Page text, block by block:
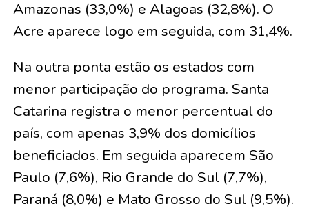
Amazonas (33,0%) e Alagoas (32,8%). O
Acre aparece logo em seguida, com 31,4%.
Na outra ponta estão os estados com
menor participação do programa. Santa
Catarina registra o menor percentual do
país, com apenas 3,9% dos domicílios
beneficiados. Em seguida aparecem São
Paulo (7,6%), Rio Grande do Sul (7,7%),
Paraná (8,0%) e Mato Grosso do Sul (9,5%).